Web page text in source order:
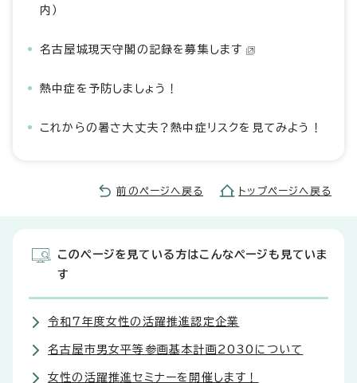
内）
名古屋城現天守閣の記録を募集します
熱中症を予防しましょう！
これからの暑さ大丈夫？熱中症リスクを見てみよう！
前のページへ戻る トップページへ戻る
このページを見ている方はこんなページも見ていま
す
令和7年度女性の活躍推進認定企業
名古屋市男女平等参画基本計画2030について
女性の活躍推進セミナーを開催します！